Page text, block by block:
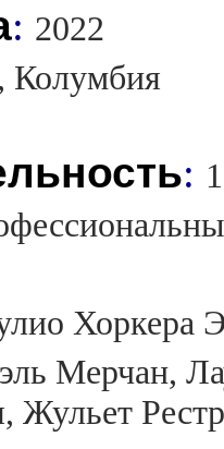
: 2022
Колумбия
:
Хоркера
Мерчан,
Жульет